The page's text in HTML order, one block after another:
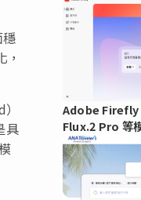
具
Adobe Firefly
Flux.2 Pro 等